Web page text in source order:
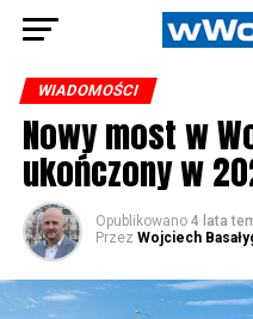
WIADOMOŚCI
Nowy most w
ukończony w
Opublikowano 4 lata
Przez Wojciech